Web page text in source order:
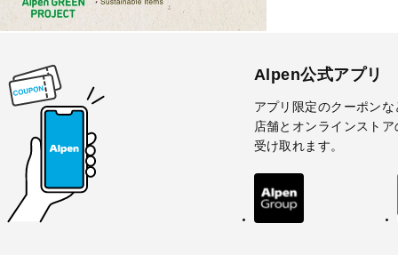
Alpen公式アプリ
アプリ限定のクーポンな
店舗とオンラインスト
受け取れます。